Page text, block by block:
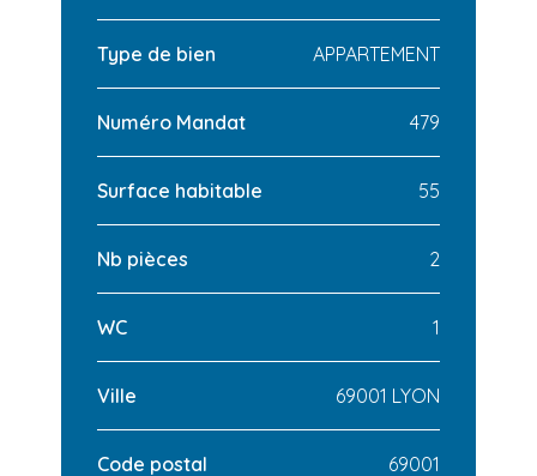
Type de bien APPARTEMENT
Numéro Mandat 479
Surface habitable 55
Nb pièces 2
WC 1
Ville 69001 LYON
Code postal 69001